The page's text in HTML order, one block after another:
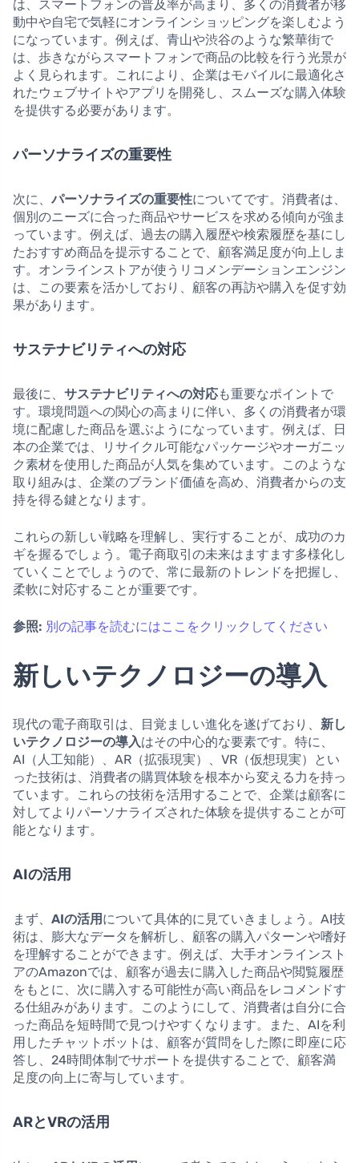
は、スマートフォンの普及率が高まり、多くの消費者が移
動中や自宅で気軽にオンラインショッピングを楽しむよう
になっています。例えば、青山や渋谷のような繁華街で
は、歩きながらスマートフォンで商品の比較を行う光景が
よく見られます。これにより、企業はモバイルに最適化さ
れたウェブサイトやアプリを開発し、スムーズな購入体験
を提供する必要があります。
パーソナライズの重要性
次に、 パーソナライズの重要性についてです。消費者は、
個別のニーズに合った商品やサービスを求める傾向が強ま
っています。例えば、過去の購入履歴や検索履歴を基にし
たおすすめ商品を提示することで、顧客満足度が向上しま
す。オンラインストアが使うリコメンデーションエンジン
は、この要素を活かしており、顧客の再訪や購入を促す効
果があります。
サステナビリティへの対応
最後に、 サステナビリティへの対応も重要なポイントで
す。環境問題への関心の高まりに伴い、多くの消費者が環
境に配慮した商品を選ぶようになっています。例えば、日
本の企業では、リサイクル可能なパッケージやオーガニッ
ク素材を使用した商品が人気を集めています。このような
取り組みは、企業のブランド価値を高め、消費者からの支
持を得る鍵となります。
これらの新しい戦略を理解し、実行することが、成功のカ
ギを握るでしょう。電子商取引の未来はますます多様化し
ていくことでしょうので、常に最新のトレンドを把握し、
柔軟に対応することが重要です。
参照: 別の記事を読むにはここをクリックしてください
新しいテクノロジーの導入
現代の電子商取引は、目覚ましい進化を遂げており、 新し
いテクノロジーの導入はその中心的な要素です。特に、
AI（人工知能）、AR（拡張現実）、VR（仮想現実）とい
った技術は、消費者の購買体験を根本から変える力を持っ
ています。これらの技術を活用することで、企業は顧客に
対してよりパーソナライズされた体験を提供することが可
能となります。
AIの活用
まず、 AIの活用 について具体的に見ていきましょう。AI技
術は、膨大なデータを解析し、顧客の購入パターンや嗜好
を理解することができます。例えば、大手オンラインスト
アのAmazonでは、顧客が過去に購入した商品や閲覧履歴
をもとに、次に購入する可能性が高い商品をレコメンドす
る仕組みがあります。このようにして、消費者は自分に合
った商品を短時間で見つけやすくなります。また、AIを利
用したチャットボットは、顧客が質問をした際に即座に応
答し、24時間体制でサポートを提供することで、顧客満
足度の向上に寄与しています。
ARとVRの活用